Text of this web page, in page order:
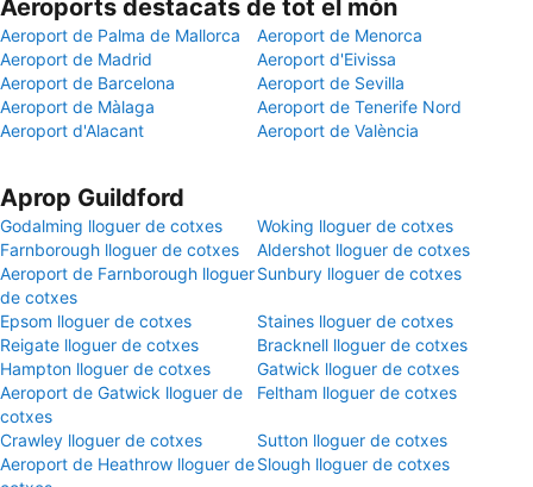
Aeroports destacats de tot el món
Aeroport de Palma de Mallorca
Aeroport de Menorca
Aeroport de Madrid
Aeroport d'Eivissa
Aeroport de Barcelona
Aeroport de Sevilla
Aeroport de Màlaga
Aeroport de Tenerife Nord
Aeroport d'Alacant
Aeroport de València
Aprop Guildford
Godalming lloguer de cotxes
Woking lloguer de cotxes
Farnborough lloguer de cotxes
Aldershot lloguer de cotxes
Aeroport de Farnborough lloguer
de cotxes
Sunbury lloguer de cotxes
Epsom lloguer de cotxes
Staines lloguer de cotxes
Reigate lloguer de cotxes
Bracknell lloguer de cotxes
Hampton lloguer de cotxes
Gatwick lloguer de cotxes
Aeroport de Gatwick lloguer de
cotxes
Feltham lloguer de cotxes
Crawley lloguer de cotxes
Sutton lloguer de cotxes
Aeroport de Heathrow lloguer deSlough lloguer de cotxes